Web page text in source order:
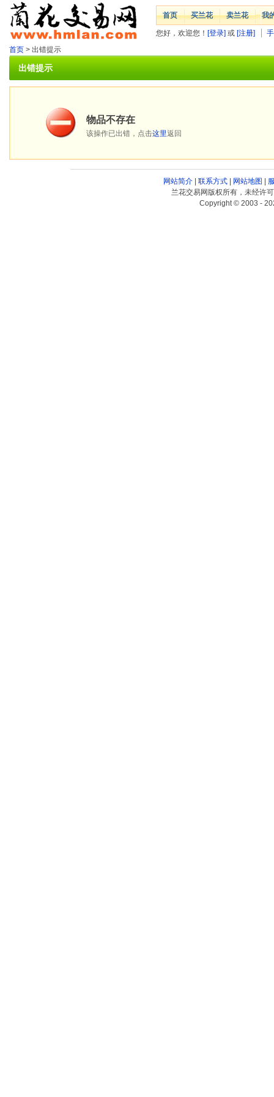
首页 买兰花 卖兰花 我
您好，欢迎您！ [登录] 或 [注册]
首页 > 出错提示
出错提示
物品不存在
该操作已出错，点击这里返回
网站简介| 联系方式| 网站地图
兰花交易网版权所有，未经许
Copyright © 2003 -